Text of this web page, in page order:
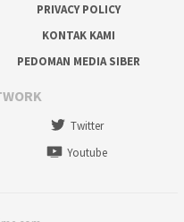
PRIVACY POLICY
KONTAK KAMI
PEDOMAN MEDIA SIBER
Twitter
Youtube